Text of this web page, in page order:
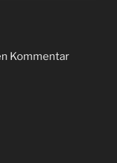
Kommentar